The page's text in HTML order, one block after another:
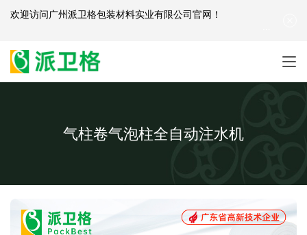
气柱卷气泡柱全自动注水机
欢迎访问广州派卫格包装材料实业有限公司官网 ！